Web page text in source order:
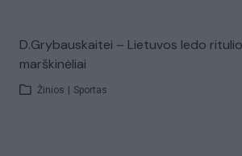
D.Grybauskaitei – Lietuvos ledo
marškinėliai
Žinios Sportas